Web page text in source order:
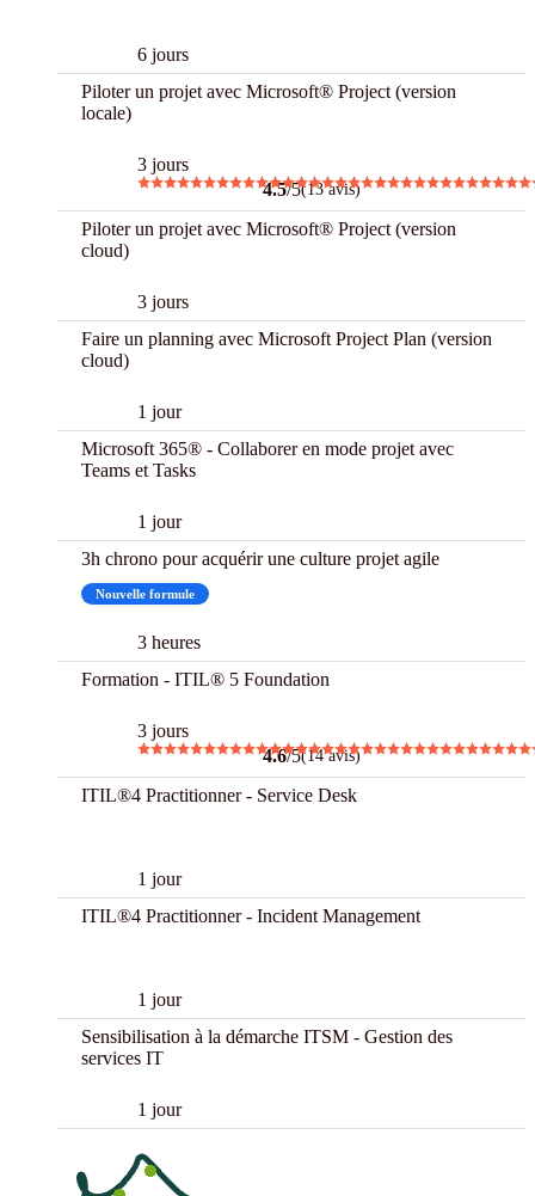
6 jours
Piloter un projet avec Microsoft® Project (version
locale)
3 jours
4.5/5(13 avis)
Piloter un projet avec Microsoft® Project (version
cloud)
3 jours
Faire un planning avec Microsoft Project Plan (version
cloud)
1 jour
Microsoft 365® - Collaborer en mode projet avec
Teams et Tasks
1 jour
3h chrono pour acquérir une culture projet agile
Nouvelle formule
3 heures
Formation - ITIL® 5 Foundation
3 jours
4.6/5(14 avis)
ITIL®4 Practitionner - Service Desk
1 jour
ITIL®4 Practitionner - Incident Management
1 jour
Sensibilisation à la démarche ITSM - Gestion des
services IT
1 jour